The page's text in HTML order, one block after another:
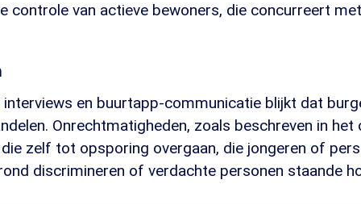
controle van actieve bewoners, die concurreert
interviews en buurtapp-communicatie blijkt dat
Onrechtmatigheden, zoals beschreven in het
zelf tot opsporing overgaan, die jongeren of
discrimineren of verdachte personen staande